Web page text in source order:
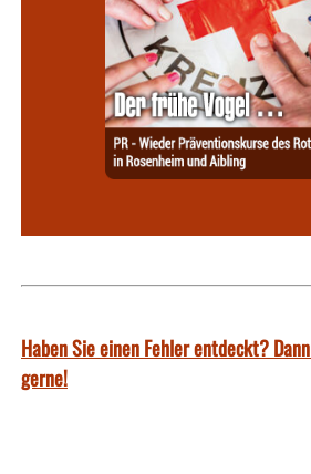
Haben Sie einen Fehler entdeckt?
gerne!